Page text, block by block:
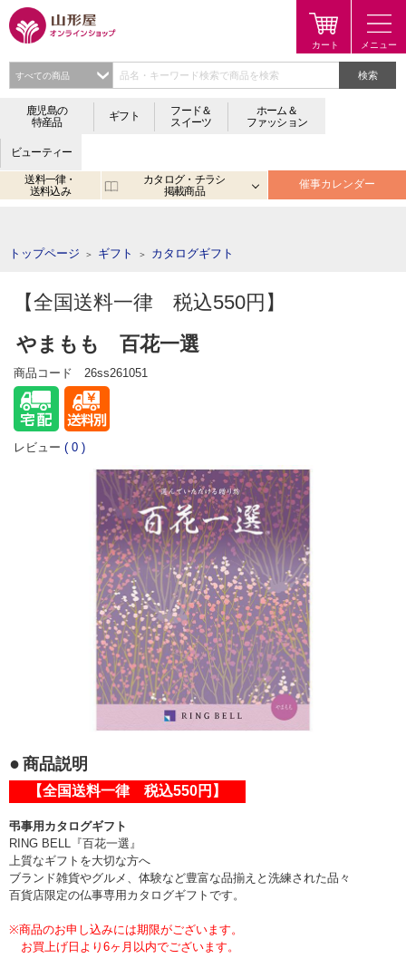
検索
鹿児島の
特産品
ギフト
フード＆
スイーツ
ホーム＆
ファッション
ビューティー
送料一律・
送料込み
カタログ・チラシ
掲載商品
催事カレンダー
トップページ ＞ ギフト ＞ カタログギフト
【全国送料一律 税込550円】
やまもも 百花一選
商品コード 26ss261051
レビュー ( 0 )
商品説明
【全国送料一律 税込550円】
弔事用カタログギフト
RING BELL『百花一選』
上質なギフトを大切な方へ
ブランド雑貨やグルメ、体験など豊富な品揃えと洗練された品々
百貨店限定の仏事専用カタログギフトです。
※商品のお申し込みには期限がございます。
お買上げ日より6ヶ月以内でございます。